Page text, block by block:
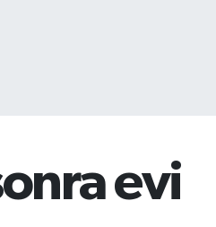
evi